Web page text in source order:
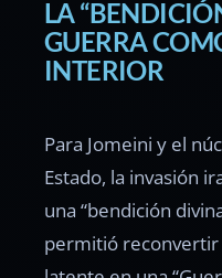
LA
GUERRA
INTERIOR
Para Jomeini y el
Estado, la invasión
una “bendición
permitió reconvertir